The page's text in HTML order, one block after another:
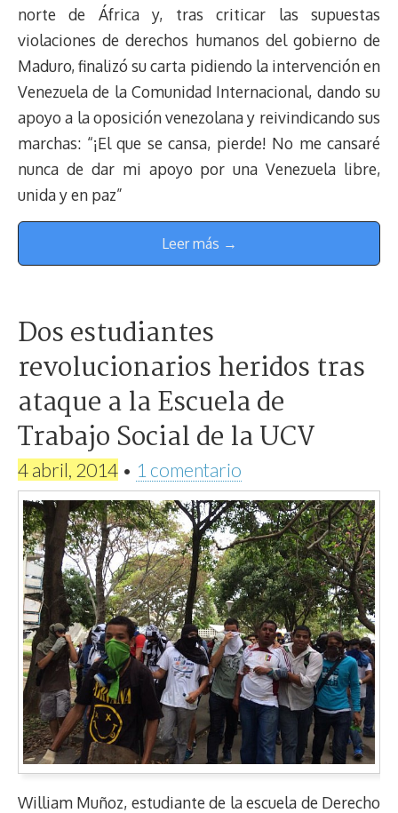
norte de África y, tras criticar las supuestas
violaciones de derechos humanos del gobierno de
Maduro, finalizó su carta pidiendo la intervención en
Venezuela de la Comunidad Internacional, dando su
apoyo a la oposición venezolana y reivindicando sus
marchas: “¡El que se cansa, pierde! No me cansaré
nunca de dar mi apoyo por una Venezuela libre,
unida y en paz”
Leer más →
Dos estudiantes
revolucionarios heridos tras
ataque a la Escuela de
Trabajo Social de la UCV
4 abril, 2014 • 1 comentario
William Muñoz, estudiante de la escuela de Derecho